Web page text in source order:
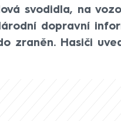
svodidla, na
dopravní
zraněn. Hasiči